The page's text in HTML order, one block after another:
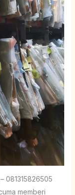
081315826505
memberi